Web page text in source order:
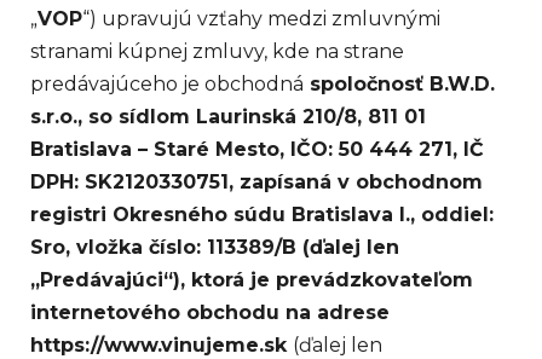
„VOP“) upravujú vzťahy medzi zmluvnými
stranami kúpnej zmluvy, kde na strane
predávajúceho je obchodná spoločnosť B.W.D.
s.r.o., so sídlom Laurinská 210/8, 811 01
Bratislava – Staré Mesto, IČO: 50 444 271, IČ
DPH: SK2120330751, zapísaná v obchodnom
registri Okresného súdu Bratislava I., oddiel:
Sro, vložka číslo: 113389/B (ďalej len
„Predávajúci“), ktorá je prevádzkovateľom
internetového obchodu na adrese
https://www.vinujeme.sk (ďalej len